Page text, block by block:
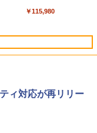
テ
型/Core i5/16GB/SSD
FMVWK3E15W_AZ
￥139,880
ード版
￥3,600
ト
トリストと最新エミュ
￥1,600
イ
無
ジ、ノート機能搭載、
調節ライト、プレミア
イト
￥115,980
ィ対応が再リリー